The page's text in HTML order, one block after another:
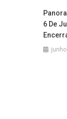
6 De